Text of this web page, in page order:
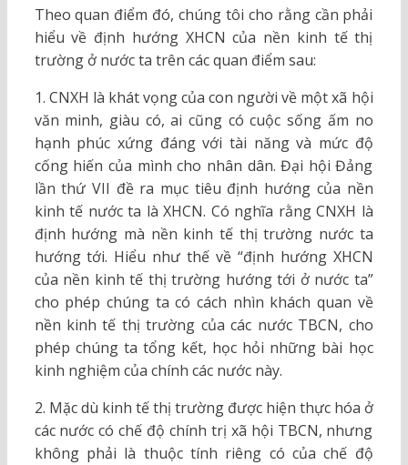
Theo quan điểm đó, chúng tôi cho rằng cần phải
hiểu về định hướng XHCN của nền kinh tế thị
trường ở nước ta trên các quan điểm sau:
1. CNXH là khát vọng của con người về một xã hội
văn minh, giàu có, ai cũng có cuộc sống ấm no
hạnh phúc xứng đáng với tài năng và mức độ
cống hiến của mình cho nhân dân. Đại hội Đảng
lần thứ VII đề ra mục tiêu định hướng của nền
kinh tế nước ta là XHCN. Có nghĩa rằng CNXH là
định hướng mà nền kinh tế thị trường nước ta
hướng tới. Hiểu như thế về “định hướng XHCN
của nền kinh tế thị trường hướng tới ở nước ta”
cho phép chúng ta có cách nhìn khách quan về
nền kinh tế thị trường của các nước TBCN, cho
phép chúng ta tổng kết, học hỏi những bài học
kinh nghiệm của chính các nước này.
2. Mặc dù kinh tế thị trường được hiện thực hóa ở
các nước có chế độ chính trị xã hội TBCN, nhưng
không phải là thuộc tính riêng có của chế độ